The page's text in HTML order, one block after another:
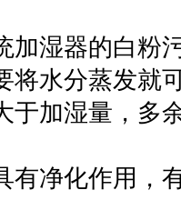
加湿器的白粉
将水分蒸发就
于加湿量，多
有净化作用，